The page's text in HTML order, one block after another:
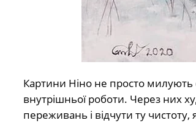
Картини Ніно не просто милують
внутрішньої роботи. Через них
переживань і відчути ту чистоту,